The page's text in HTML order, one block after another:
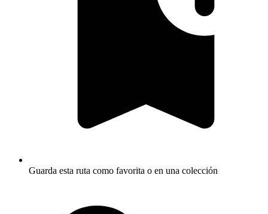
Guarda esta ruta como favorita o en una colección